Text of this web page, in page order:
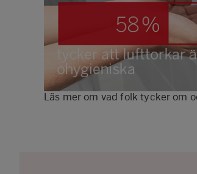
Läs mer om vad folk tycker om